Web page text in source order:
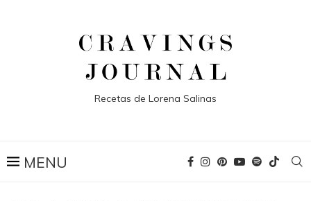
Recetas de Lorena Salinas